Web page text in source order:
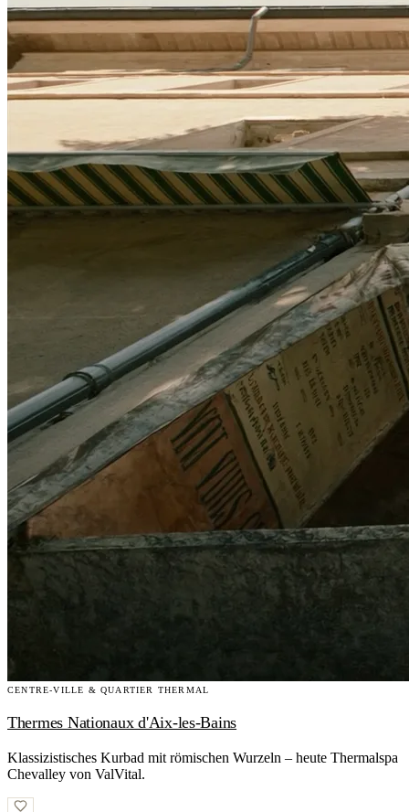
CENTRE-VILLE & QUARTIER THERMAL
Thermes Nationaux d'Aix-les-Bains
Klassizistisches Kurbad mit römischen Wurzeln – heute Thermalspa
Chevalley von ValVital.